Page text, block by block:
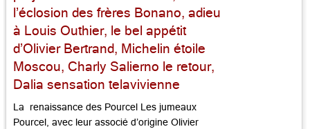
l’éclosion des frères Bonano, adieu
à Louis Outhier, le bel appétit
d’Olivier Bertrand, Michelin étoile
Moscou, Charly Salierno le retour,
Dalia sensation telavivienne
La renaissance des Pourcel Les jumeaux
Pourcel, avec leur associé d’origine Olivier